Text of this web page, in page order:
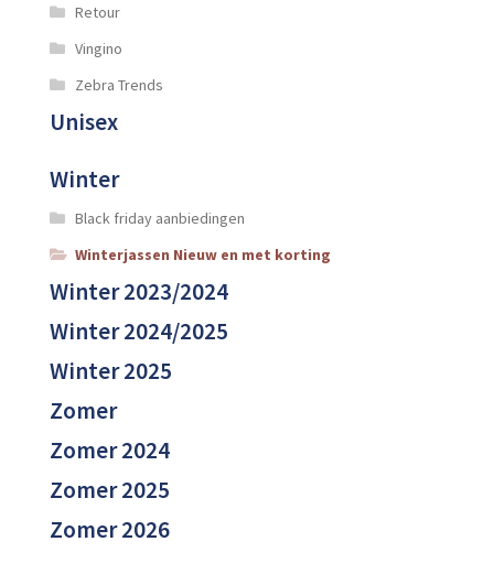
Retour
Vingino
Zebra Trends
Unisex
Winter
Black friday aanbiedingen
Winterjassen Nieuw en met korting
Winter 2023/2024
Winter 2024/2025
Winter 2025
Zomer
Zomer 2024
Zomer 2025
Zomer 2026